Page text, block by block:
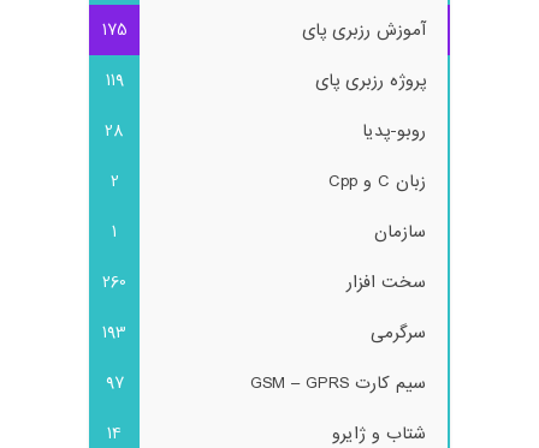
آموزش رزبری پای
175
پروژه رزبری پای
119
روبو-پدیا
28
زبان C و Cpp
2
سازمان
1
سخت افزار
260
سرگرمی
193
سیم کارت GSM – GPRS
97
شتاب و ژایرو
14